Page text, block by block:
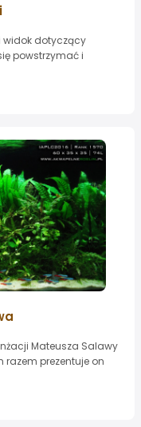
widok dotyczący
powstrzymać i
Mateusza Salawy
prezentuje on